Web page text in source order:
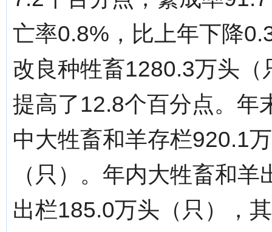
亡率0.8%，比上年下降
改良种牲畜1280.3万头
提高了12.8个百分点。年
中大牲畜和羊存栏920.1
（只）。年内大牲畜和
出栏185.0万头（只），